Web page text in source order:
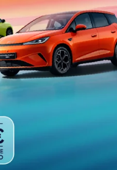
“Os Açores
aqui uma
nos domínios da
dedicada ao
de aprofundar esta
os Açores e
potenciar uma